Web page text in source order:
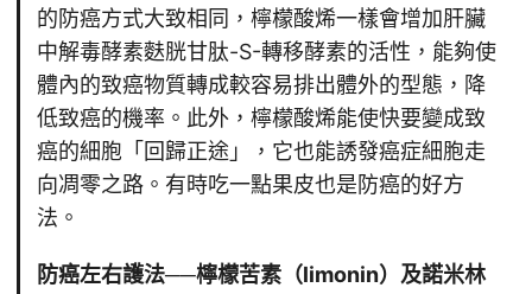
的防癌方式大致相同，檸檬酸烯一樣會增加肝臟
中解毒酵素麩胱甘肽-S-轉移酵素的活性，能夠使
體內的致癌物質轉成較容易排出體外的型態，降
低致癌的機率。此外，檸檬酸烯能使快要變成致
癌的細胞「回歸正途」，它也能誘發癌症細胞走
向凋零之路。有時吃一點果皮也是防癌的好方
法。
防癌左右護法──檸檬苦素（limonin）及諾米林